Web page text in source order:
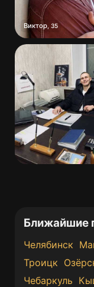
Виктор 35
Ближайшие
Челябинск
Троицк
Чебаркуль